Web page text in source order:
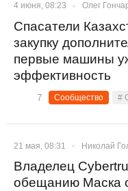
4 июня, 08:23 Олег
Спасатели
закупку
первые машины
эффективность
7 Сообщество #
21 мая, 08:31 Николай
Владелец
обещанию Маска